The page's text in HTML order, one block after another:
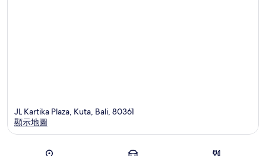
JL Kartika Plaza, Kuta, Bali, 80361
顯示地圖